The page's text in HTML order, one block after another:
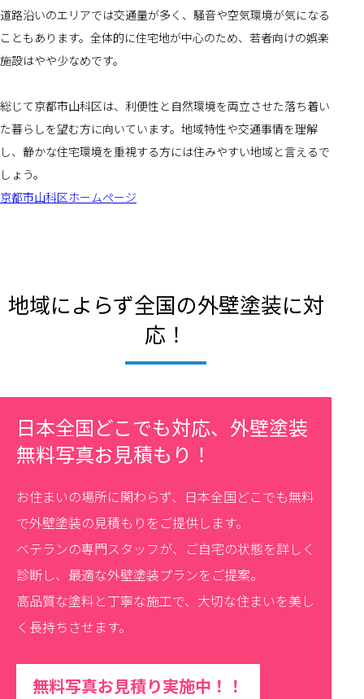
道路沿いのエリアでは交通量が多く、騒音や空気環境が気になる
こともあります。全体的に住宅地が中心のため、若者向けの娯楽
施設はやや少なめです。
総じて京都市山科区は、利便性と自然環境を両立させた落ち着い
た暮らしを望む方に向いています。地域特性や交通事情を理解
し、静かな住宅環境を重視する方には住みやすい地域と言えるで
しょう。
京都市山科区ホームページ
地域によらず全国の外壁塗装に対
応！
日本全国どこでも対応、外壁塗装
無料写真お見積もり！
お住まいの場所に関わらず、日本全国どこでも無料
で外壁塗装の見積もりをご提供します。
ベテランの専門スタッフが、ご自宅の状態を詳しく
診断し、最適な外壁塗装プランをご提案。
高品質な塗料と丁寧な施工で、大切な住まいを美し
く長持ちさせます。
無料写真お見積り実施中！！